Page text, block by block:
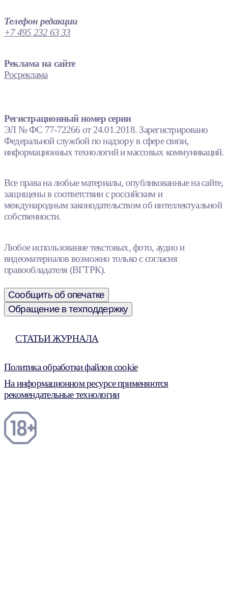
Телефон редакции
+7 495 232 63 33
Реклама на сайте
Росреклама
Регистрационный номер серии
ЭЛ № ФС 77-72266 от 24.01.2018. Зарегистрировано
Федеральной службой по надзору в сфере связи,
информационных технологий и массовых коммуникаций.
Все права на любые материалы, опубликованные на сайте,
защищены в соответствии с российским и
международным законодательством об интеллектуальной
собственности.
Любое использование текстовых, фото, аудио и
видеоматериалов возможно только с согласия
правообладателя (ВГТРК).
Сообщить об опечатке
Обращение в техподдержку
СТАТЬИ ЖУРНАЛА
Политика обработки файлов cookie
На информационном ресурсе применяются
рекомендательные технологии